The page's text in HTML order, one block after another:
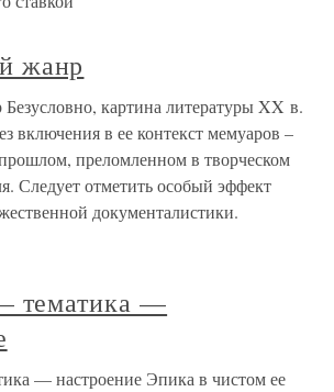
жанр
картина литературы XX в.
включения в ее контекст мемуаров –
преломленном в творческом
Следует отметить особый эффект
документалистики.
—
— настроение Эпика в чистом ее